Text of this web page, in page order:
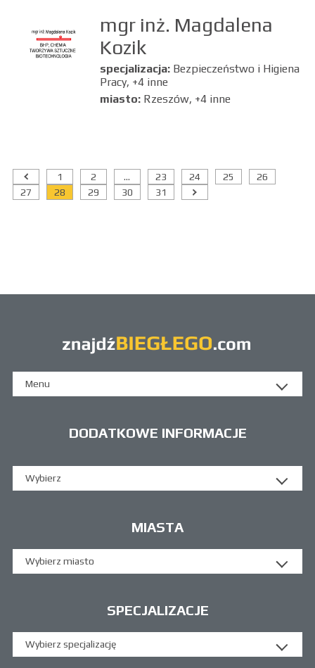
mgr inż. Magdalena
Kozik
specjalizacja: Bezpieczeństwo i Higiena
Pracy, +4 inne
miasto: Rzeszów, +4 inne
1 2 ... 23 24 25
26
27
28 29 30 31
Menu
DODATKOWE INFORMACJE
Wybierz
MIASTA
Wybierz miasto
SPECJALIZACJE
Wybierz specjalizację